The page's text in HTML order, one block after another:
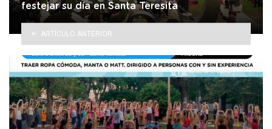
festejar su día en Santa Teresita
ARTÍCULO ANTERIOR